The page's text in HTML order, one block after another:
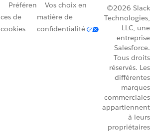
Préféren
ces de
cookies
Vos choix en
matière de
confidentialité
©2026 Slack
Technologies,
LLC, une
entreprise
Salesforce.
Tous droits
réservés. Les
différentes
marques
commerciales
appartiennent
à leurs
propriétaires